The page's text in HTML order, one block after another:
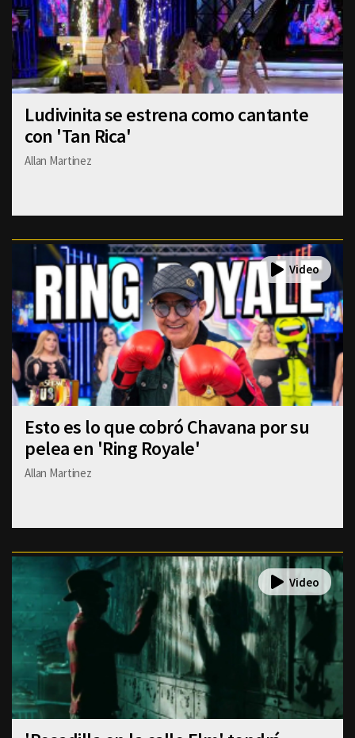
Ludivinita se estrena como cantante
con 'Tan Rica'
Allan Martinez
Esto es lo que cobró Chavana por su
pelea en 'Ring Royale'
Allan Martinez